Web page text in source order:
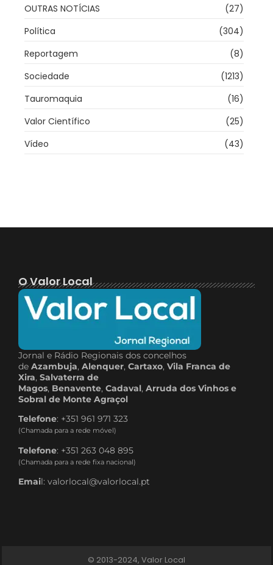
OUTRAS NOTÍCIAS
(27)
Política
(304)
Reportagem
(8)
Sociedade
(1213)
Tauromaquia
(16)
Valor Científico
(25)
Vídeo
(43)
O Valor Local
Jornal e Rádio Regionais dos concelhos
de Azambuja, Alenquer, Cartaxo, Vila Franca de
Xira, Salvaterra de
Magos, Benavente, Cadaval, Arruda dos Vinhos e
Sobral de Monte Agraçol
Telefone: +351 961 971 323
(Chamada para a rede móvel)
Telefone: +351 263 048 895
(Chamada para a rede fixa nacional)
Email: valorlocal@valorlocal.pt
© 2013-2024, Valor Local